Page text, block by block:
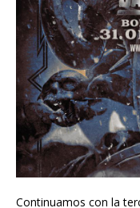
Continuamos con la